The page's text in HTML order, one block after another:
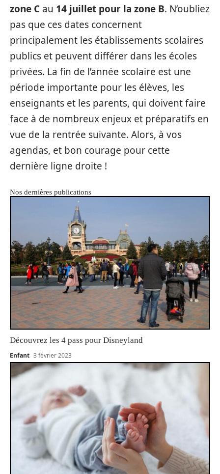
zone C au 14 juillet pour la zone B. N’oubliez
pas que ces dates concernent
principalement les établissements scolaires
publics et peuvent différer dans les écoles
privées. La fin de l’année scolaire est une
période importante pour les élèves, les
enseignants et les parents, qui doivent faire
face à de nombreux enjeux et préparatifs en
vue de la rentrée suivante. Alors, à vos
agendas, et bon courage pour cette
dernière ligne droite !
Nos dernières publications
Découvrez les 4 pass pour Disneyland
Enfant 3 février 2023